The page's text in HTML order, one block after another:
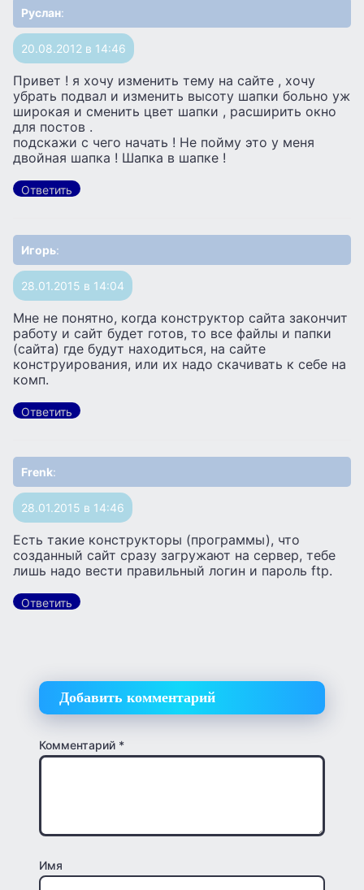
Руслан:
20.08.2012 в 14:46
Привет ! я хочу изменить тему на сайте , хочу
убрать подвал и изменить высоту шапки больно уж
широкая и сменить цвет шапки , расширить окно
для постов .
подскажи с чего начать ! Не пойму это у меня
двойная шапка ! Шапка в шапке !
Ответить
Игорь:
28.01.2015 в 14:04
Мне не понятно, когда конструктор сайта закончит
работу и сайт будет готов, то все файлы и папки
(сайта) где будут находиться, на сайте
конструирования, или их надо скачивать к себе на
комп.
Ответить
Frenk:
28.01.2015 в 14:46
Есть такие конструкторы (программы), что
созданный сайт сразу загружают на сервер, тебе
лишь надо вести правильный логин и пароль ftp.
Ответить
Добавить комментарий
Комментарий *
Имя